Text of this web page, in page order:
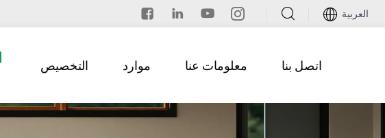
العربية
التخصيص موارد معلومات عنا اتصل بنا